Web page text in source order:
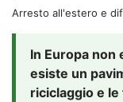
Arresto all'estero e
In Europa non
esiste un
riciclaggio e